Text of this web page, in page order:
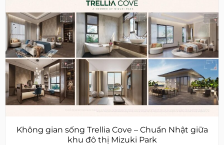
Không gian sống Trellia Cove – Chuẩn Nhật giữa
khu đô thị Mizuki Park